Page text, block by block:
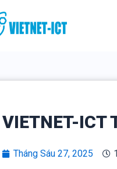
VIETNET-ICT
Tháng Sáu 27, 2025